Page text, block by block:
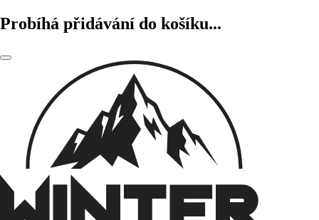
Probíhá přidávání do košíku...